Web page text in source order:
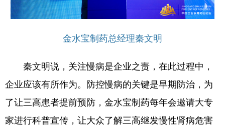
地方频道
天津 河北
辽宁 吉林 上海 江苏
浙江 安徽 福建 江西
山东 河南 湖北 湖南
广东 海南
金水宝制药总经理秦文明
秦文明说，关注慢病是企业之责，在此过程中，
企业应该有所作为。防控慢病的关键是早期防治，为
了让三高患者提前预防，金水宝制药每年会邀请大专
家进行科普宣传，让大众了解三高继发慢性肾病危害